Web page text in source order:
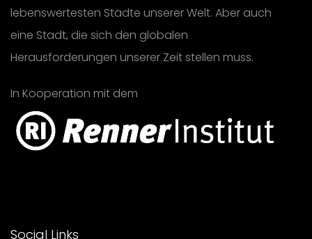
lebenswertesten Städte unserer Welt. Aber auch
eine Stadt, die sich den globalen
Herausforderungen unserer Zeit stellen muss.
In Kooperation mit dem
Social Links